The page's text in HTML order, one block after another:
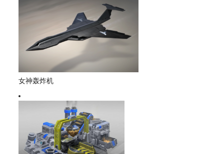
女神轰炸机